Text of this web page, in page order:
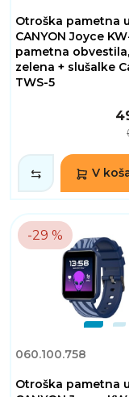
Otroška pametna
CANYON Joyce
pametna
zelena + slušalke
TWS-5
V
-29 %
060.100.758
Otroška pametna